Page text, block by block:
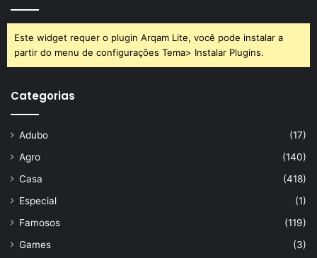
Este widget requer o plugin Arqam Lite, você pode instalar a
partir do menu de configurações Tema> Instalar Plugins.
Categorias
Adubo
(17)
Agro
(140)
Casa
(418)
Especial
(1)
Famosos
(119)
Games
(3)